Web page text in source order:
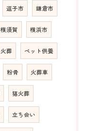
逗子市 鎌倉市
横須賀 横浜市
火葬 ペット供養
粉骨 火葬車
猫火葬
立ち会い